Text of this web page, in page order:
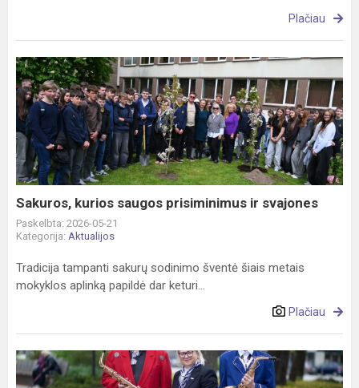
Plačiau
Sakuros,
kurios
saugos
prisiminimus
ir
svajones
Sakuros, kurios saugos prisiminimus ir svajones
Paskelbta: 2026-05-21
Kategorija: Aktualijos
Tradicija tampanti sakurų sodinimo šventė šiais metais
mokyklos aplinką papildė dar keturi...
Plačiau
Jubiliejinė
20-